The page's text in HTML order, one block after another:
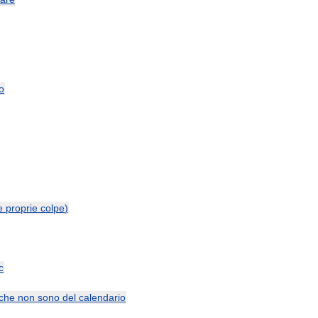
proprie colpe)
non sono del calendario